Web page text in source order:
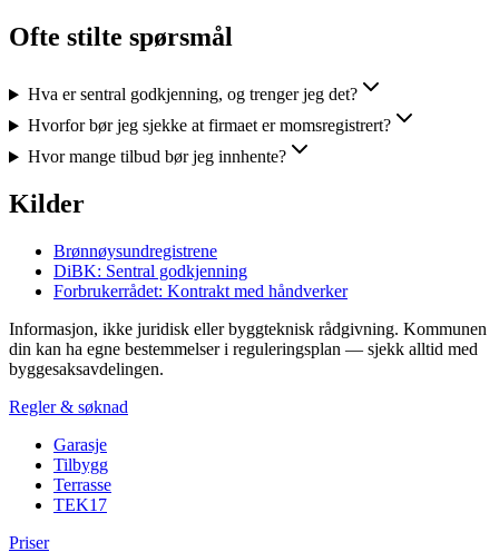
Ofte stilte spørsmål
Hva er sentral godkjenning, og trenger jeg det?
Hvorfor bør jeg sjekke at firmaet er momsregistrert?
Hvor mange tilbud bør jeg innhente?
Kilder
Brønnøysundregistrene
DiBK: Sentral godkjenning
Forbrukerrådet: Kontrakt med håndverker
Informasjon, ikke juridisk eller byggteknisk rådgivning. Kommunen
din kan ha egne bestemmelser i reguleringsplan — sjekk alltid med
byggesaksavdelingen.
Regler & søknad
Garasje
Tilbygg
Terrasse
TEK17
Priser